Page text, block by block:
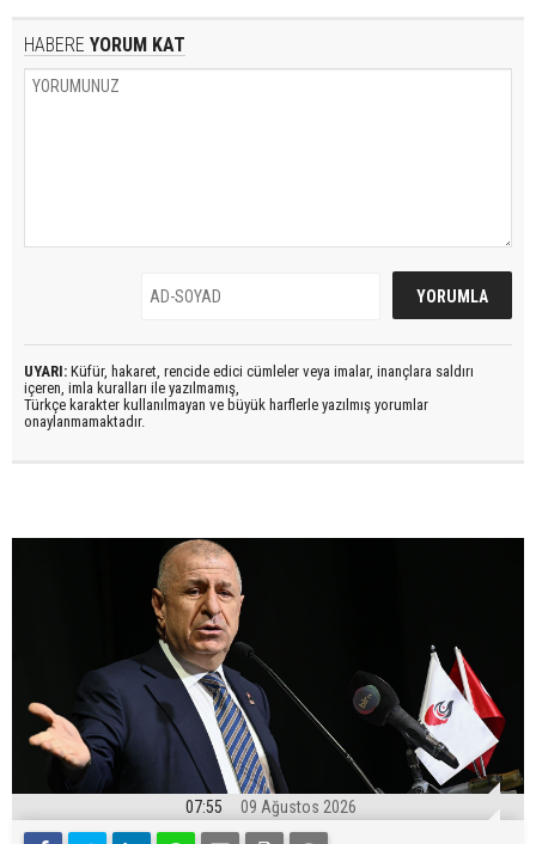
HABERE YORUM KAT
UYARI: Küfür, hakaret, rencide edici cümleler veya imalar, inançlara saldırı
içeren, imla kuralları ile yazılmamış,
Türkçe karakter kullanılmayan ve büyük harflerle yazılmış yorumlar
onaylanmamaktadır.
07:55 09 Ağustos 2026